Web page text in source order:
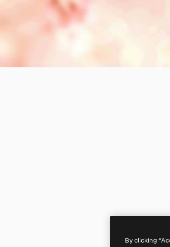
By clicking